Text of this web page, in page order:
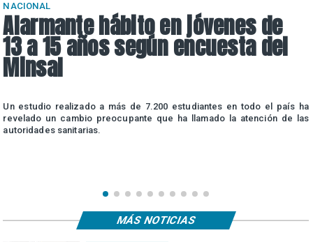
NACIONAL
Alarmante hábito en jóvenes de
13 a 15 años según encuesta del
Minsal
Un estudio realizado a más de 7.200 estudiantes en todo el país ha
revelado un cambio preocupante que ha llamado la atención de las
autoridades sanitarias.
MÁS NOTICIAS